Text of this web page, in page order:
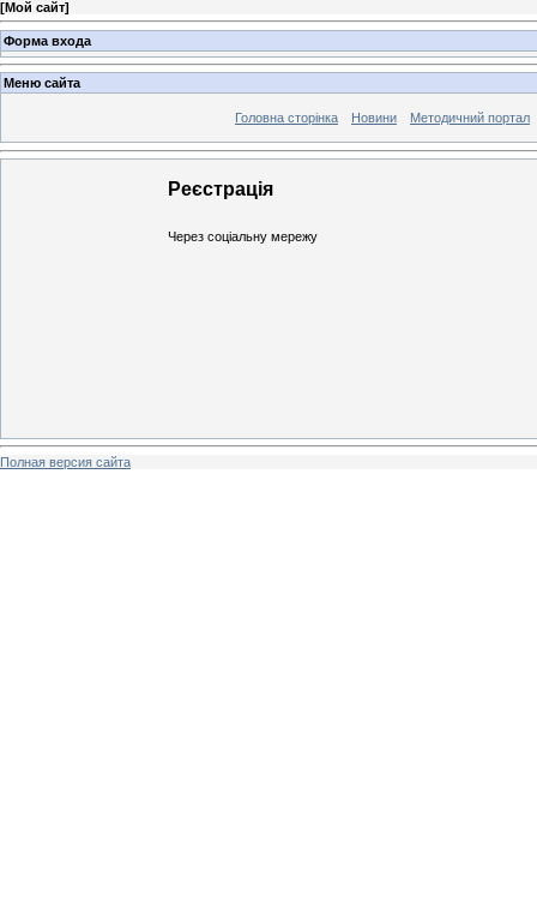
[Мой сайт]
Форма входа
Меню сайта
Головна сторінка Новини Методичний портал
Реєстрація
Через соціальну мережу
Полная версия сайта